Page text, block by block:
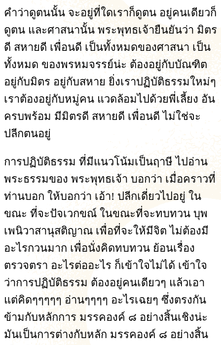
คำว่าดูตนนั้น จะอยู่ที่ใดเราก็ดูตน อยู่คนเดียวก็
ดูตน และศาสนานั้น พระพุทธเจ้ายืนยันว่า มิตร
ดี สหายดี เพื่อนดี เป็นทั้งหมดของศาสนา เป็น
ทั้งหมด ของพรหมจรรย์น่ะ ต้องอยู่กับบัณฑิต
อยู่กับมิตร อยู่กับสหาย ยิ่งเราปฏิบัติธรรมใหม่ๆ
เราต้องอยู่กับหมู่คน แวดล้อมไปด้วยพี่เลี้ยง อัน
ครบพร้อม มีมิตรดี สหายดี เพื่อนดี ไม่ใช่จะ
ปลีกตนอยู่
การปฏิบัติธรรม ที่มีแนวโน้มเป็นฤาษี ไปอ่าน
พระธรรมของ พระพุทธเจ้า บอกว่า เมื่อคราวที่
ท่านบอก ให้บอกว่า เอ้า! ปลีกเดี่ยวไปอยู่ ใน
ขณะ ที่จะปัจเวกขณ์ ในขณะที่จะทบทวน บุพ
เพนิวาสานุสติญาณ เพื่อที่จะให้มีจิต ไม่ต้องมี
อะไรกวนมาก เพื่อนั่งคิดทบทวน ย้อนเรื่อง
ตรวจตรา อะไรต่ออะไร ก็เข้าใจไม่ได้ เข้าใจ
ว่าการปฏิบัติธรรม ต้องอยู่คนเดียวๆ แล้วเอา
แต่คิดๆๆๆๆๆ อ่านๆๆๆๆ อะไรเฉยๆ ซึ่งตรงกัน
ข้ามกับหลักการ มรรคองค์ ๘ อย่างสิ้นเชิงน่ะ
มันเป็นการต่างกับหลัก มรรคองค์ ๘ อย่างสิ้น